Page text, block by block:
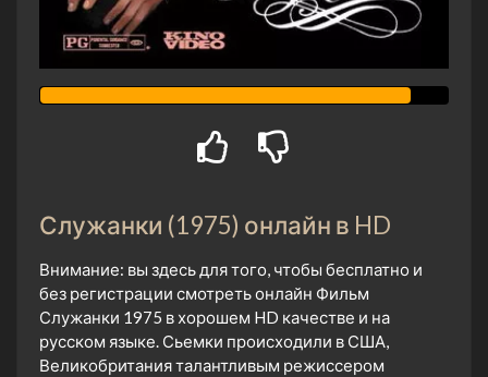
Служанки (1975) онлайн в HD
Внимание: вы здесь для того, чтобы бесплатно и
без регистрации смотреть онлайн Фильм
Служанки 1975 в хорошем HD качестве и на
русском языке. Сьемки происходили в США,
Великобритания талантливым режиссером